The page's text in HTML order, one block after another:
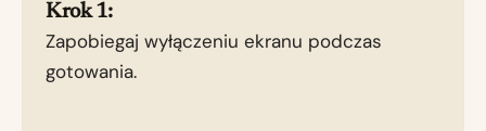
Krok 1:
Zapobiegaj wyłączeniu ekranu podczas
gotowania.